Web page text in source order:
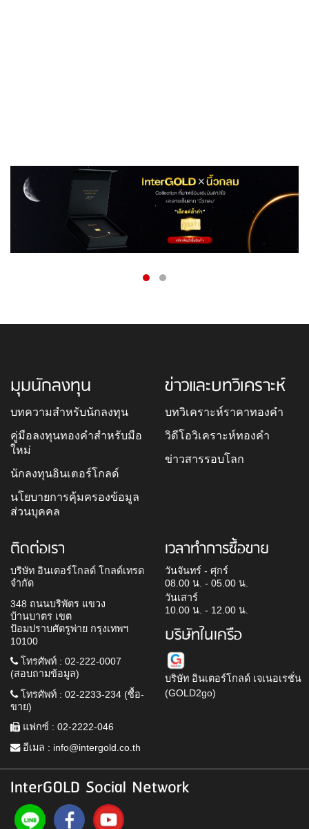
มุมนักลงทุน
บทความสำหรับนักลงทุน
คู่มือลงทุนทองคำสำหรับมือ
ใหม่
นักลงทุนอินเตอร์โกลด์
นโยบายการคุ้มครองข้อมูล
ส่วนบุคคล
ข่าวและบทวิเคราะห์
บทวิเคราะห์ราคาทองคำ
วิดีโอวิเคราะห์ทองคำ
ข่าวสารรอบโลก
ติดต่อเรา
บริษัท อินเตอร์โกลด์ โกลด์เทรด
จำกัด
348 ถนนบริพัตร แขวง
บ้านบาตร เขต
ป้อมปราบศัตรูพ่าย กรุงเทพฯ
10100
โทรศัพท์ : 02-222-0007
(สอบถามข้อมูล)
โทรศัพท์ : 02-2233-234 (ซื้อ-
ขาย)
แฟกซ์ : 02-2222-046
อีเมล : info@intergold.co.th
เวลาทำการซื้อขาย
วันจันทร์ - ศุกร์
08.00 น. - 05.00 น.
วันเสาร์
10.00 น. - 12.00 น.
บริษัทในเครือ
บริษัท อินเตอร์โกลด์ เจเนอเรชั่น
(GOLD2go)
InterGOLD Social Network